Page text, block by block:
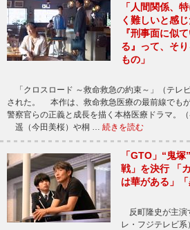
「人間関係、
く難しいと感
『刑事面に似
る』って、そ
もの」
「クロスロード ～救命救急の約束～」（テレ
された。 本作は、救命救急医療の最前線でも
警察官らの正義と成長を描く本格医療ドラマ。
遥（今田美桜）や桐 … 続きを読む
「GTO」“鬼
戦」を決行 「
は華がある」「
反町隆史が主演
レ・フジテレビ